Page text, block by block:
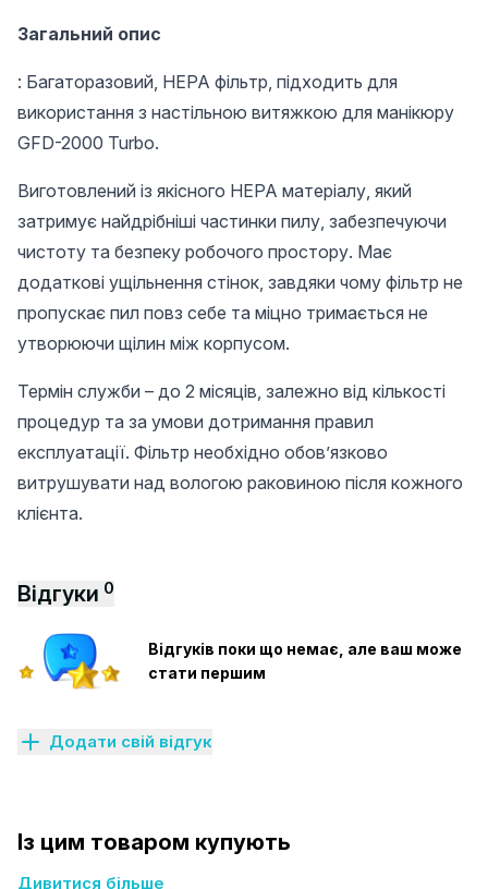
Загальний опис
: Багаторазовий, HEPA фільтр, підходить для
використання з настільною витяжкою для манікюру
GFD-2000 Turbo.
Виготовлений із якісного HEPA матеріалу, який
затримує найдрібніші частинки пилу, забезпечуючи
чистоту та безпеку робочого простору. Має
додаткові ущільнення стінок, завдяки чому фільтр не
пропускає пил повз себе та міцно тримається не
утворюючи щілин між корпусом.
Термін служби – до 2 місяців, залежно від кількості
процедур та за умови дотримання правил
експлуатації. Фільтр необхідно обовʼязково
витрушувати над вологою раковиною після кожного
клієнта.
Відгуки 0
Відгуків поки що немає, але ваш може
стати першим
Додати свій відгук
Із цим товаром купують
Дивитися більше